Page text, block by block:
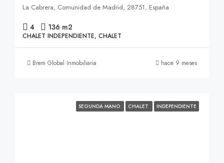
La Cabrera, Comunidad de Madrid, 28751, España
4 136 m2
CHALET INDEPENDIENTE, CHALET
Brem Global Inmobiliaria hace 9 meses
SEGUNDA MANO CHALET INDEPENDIENTE